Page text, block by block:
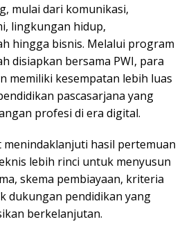
mulai dari komunikasi,
lingkungan hidup,
hingga bisnis. Melalui program
disiapkan bersama PWI, para
memiliki kesempatan lebih luas
pascasarjana yang
profesi di era digital.
menindaklanjuti hasil pertemuan
lebih rinci untuk menyusun
skema pembiayaan, kriteria
dukungan pendidikan yang
berkelanjutan.